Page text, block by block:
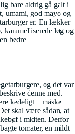
bare aldrig gå galt i
umami, god mayo og
er. En lækker
karamelliserede løg og
bedre
og det var
denne med.
kedeligt – måske
skal være sådan, at
i midten. Derfor
tomater, en mildt